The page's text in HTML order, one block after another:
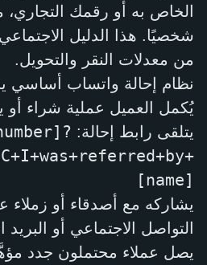
الخاص به أو رقمك التجاري،
شخصيًا. هذا الدليل
من معدلات النقر والتحويل.
نظام إحالة واتساب أساسي
يُكمل العميل عملية شراء
يتلقى رابط إحالة:
[name]
يشاركه مع أصدقاء أو زملاء
التواصل الاجتماعي أو البريد
يصل عملاء محتملون جدد